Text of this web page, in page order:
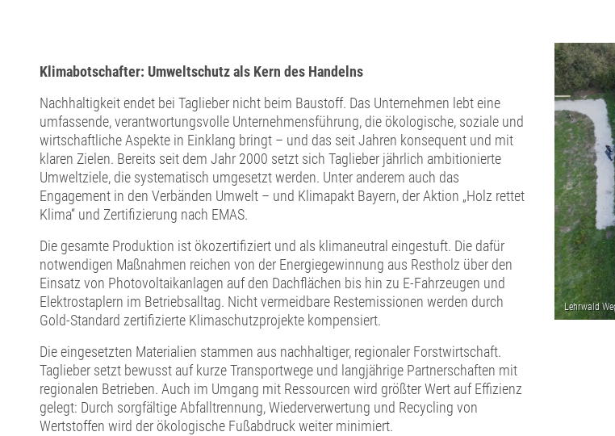
Klimabotschafter: Umweltschutz als Kern des Handelns
Nachhaltigkeit endet bei Taglieber nicht beim Baustoff. Das Unternehmen lebt eine
umfassende, verantwortungsvolle Unternehmensführung, die ökologische, soziale und
wirtschaftliche Aspekte in Einklang bringt – und das seit Jahren konsequent und mit
klaren Zielen. Bereits seit dem Jahr 2000 setzt sich Taglieber jährlich ambitionierte
Umweltziele, die systematisch umgesetzt werden. Unter anderem auch das
Engagement in den Verbänden Umwelt – und Klimapakt Bayern, der Aktion „Holz rettet
Klima“ und Zertifizierung nach EMAS.
Die gesamte Produktion ist ökozertifiziert und als klimaneutral eingestuft. Die dafür
notwendigen Maßnahmen reichen von der Energiegewinnung aus Restholz über den
Einsatz von Photovoltaikanlagen auf den Dachflächen bis hin zu E-Fahrzeugen und
Elektrostaplern im Betriebsalltag. Nicht vermeidbare Restemissionen werden durch
Gold-Standard zertifizierte Klimaschutzprojekte kompensiert.
Die eingesetzten Materialien stammen aus nachhaltiger, regionaler Forstwirtschaft.
Taglieber setzt bewusst auf kurze Transportwege und langjährige Partnerschaften mit
regionalen Betrieben. Auch im Umgang mit Ressourcen wird größter Wert auf Effizienz
gelegt: Durch sorgfältige Abfalltrennung, Wiederverwertung und Recycling von
Wertstoffen wird der ökologische Fußabdruck weiter minimiert.